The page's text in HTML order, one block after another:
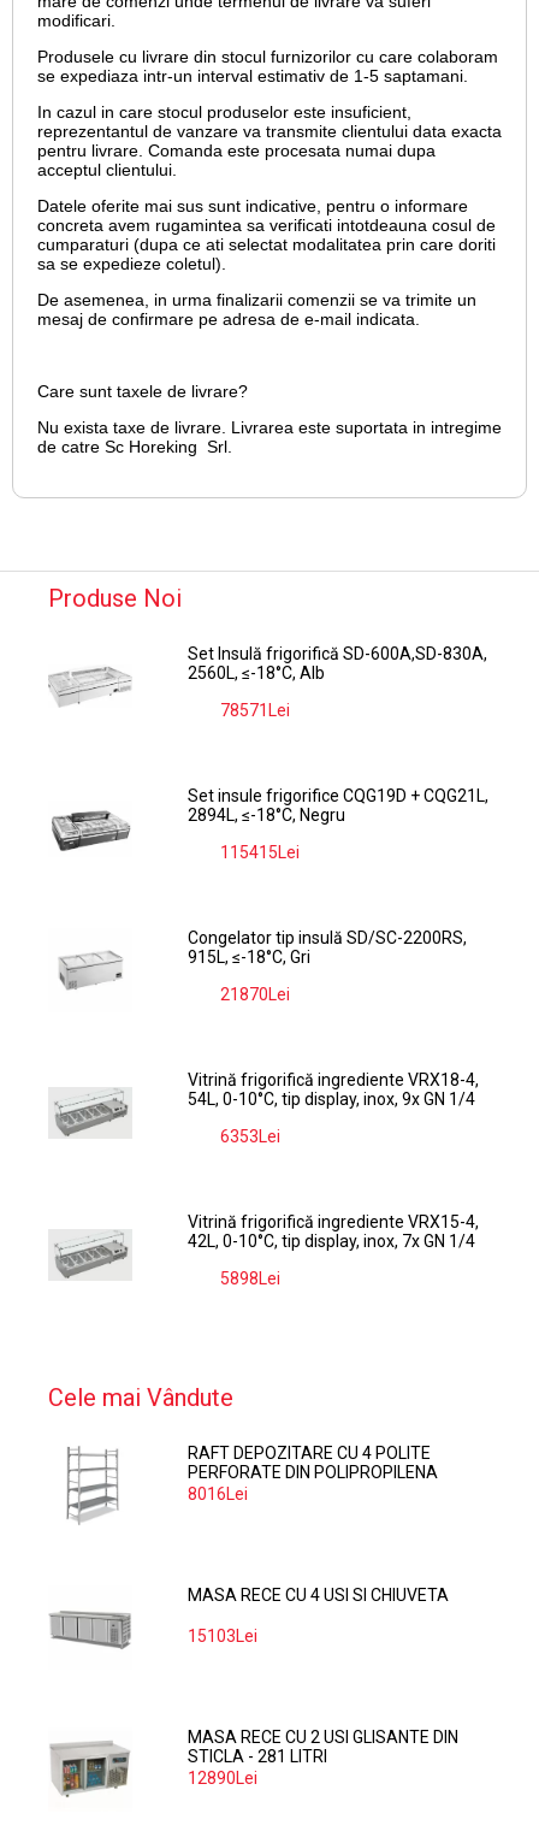
modificari.
Produsele cu livrare din stocul furnizorilor cu care colaboram
se expediaza intr-un interval estimativ de 1-5 saptamani.
In cazul in care stocul produselor este insuficient,
reprezentantul de vanzare va transmite clientului data exacta
pentru livrare. Comanda este procesata numai dupa
acceptul clientului.
Datele oferite mai sus sunt indicative, pentru o informare
concreta avem rugamintea sa verificati intotdeauna cosul de
cumparaturi (dupa ce ati selectat modalitatea prin care doriti
sa se expedieze coletul).
De asemenea, in urma finalizarii comenzii se va trimite un
mesaj de confirmare pe adresa de e-mail indicata.
Care sunt taxele de livrare?
Nu exista taxe de livrare. Livrarea este suportata in intregime
de catre Sc Horeking Srl.
Produse Noi
Set Insulă frigorifică SD-600A,SD-830A,
2560L, ≤-18°C, Alb
78571Lei
Set insule frigorifice CQG19D + CQG21L,
2894L, ≤-18°C, Negru
115415Lei
Congelator tip insulă SD/SC-2200RS,
915L, ≤-18°C, Gri
21870Lei
Vitrină frigorifică ingrediente VRX18-4,
54L, 0-10°C, tip display, inox, 9x GN 1/4
6353Lei
Vitrină frigorifică ingrediente VRX15-4,
42L, 0-10°C, tip display, inox, 7x GN 1/4
5898Lei
Cele mai Vândute
RAFT DEPOZITARE CU 4 POLITE
PERFORATE DIN POLIPROPILENA
374*60 CM
8016Lei
MASA RECE CU 4 USI SI CHIUVETA
15103Lei
MASA RECE CU 2 USI GLISANTE DIN
STICLA - 281 LITRI
12890Lei